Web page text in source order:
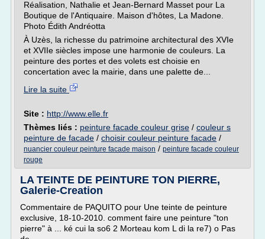
Réalisation, Nathalie et Jean-Bernard Masset pour La
Boutique de l'Antiquaire. Maison d'hôtes, La Madone.
Photo Édith Andréotta
À Uzès, la richesse du patrimoine architectural des XVIe
et XVIIe siècles impose une harmonie de couleurs. La
peinture des portes et des volets est choisie en
concertation avec la mairie, dans une palette de...
Lire la suite
Site : http://www.elle.fr
Thèmes liés : peinture facade couleur grise / couleur s
peinture de facade / choisir couleur peinture facade /
nuancier couleur peinture facade maison / peinture facade couleur
rouge
LA TEINTE DE PEINTURE TON PIERRE,
Galerie-Creation
Commentaire de PAQUITO pour Une teinte de peinture
exclusive, 18-10-2010. comment faire une peinture "ton
pierre" à ... ké cui la so6 2 Morteau kom L di la re7) o Pas